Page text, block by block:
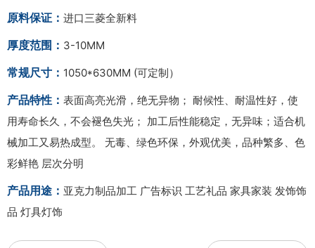
原料保证： 进口三菱全新料
厚度范围： 3-10MM
常规尺寸： 1050*630MM (可定制）
产品特性： 表面高亮光滑，绝无异物； 耐候性、耐温性好，使
用寿命长久，不会褪色失光； 加工后性能稳定，无异味；适合机
械加工又易热成型。 无毒、绿色环保，外观优美，品种繁多、色
彩鲜艳 层次分明
产品用途： 亚克力制品加工 广告标识 工艺礼品 家具家装 发饰饰
品 灯具灯饰